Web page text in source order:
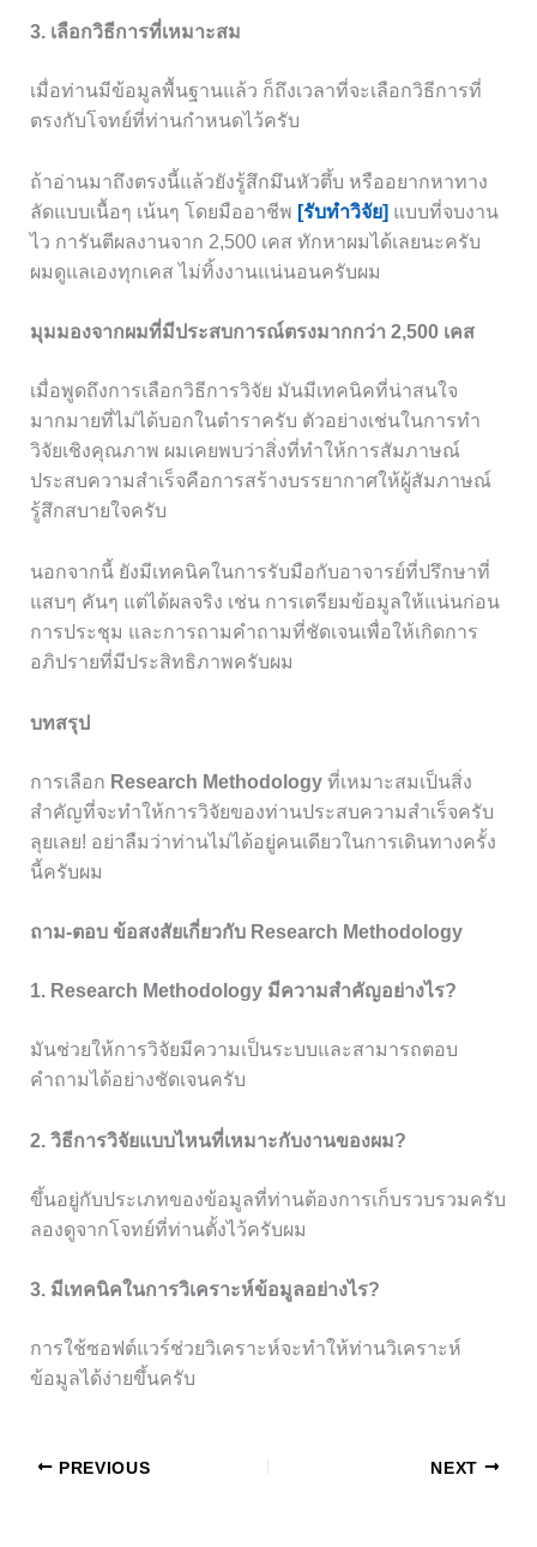
3. เลือกวิธีการที่เหมาะสม
เมื่อท่านมีข้อมูลพื้นฐานแล้ว ก็ถึงเวลาที่จะเลือกวิธีการที่
ตรงกับโจทย์ที่ท่านกำหนดไว้ครับ
ถ้าอ่านมาถึงตรงนี้แล้วยังรู้สึกมึนหัวตึ้บ หรืออยากหาทาง
ลัดแบบเนื้อๆ เน้นๆ โดยมืออาชีพ [รับทำวิจัย] แบบที่จบงาน
ไว การันตีผลงานจาก 2,500 เคส ทักหาผมได้เลยนะครับ
ผมดูแลเองทุกเคส ไม่ทิ้งงานแน่นอนครับผม
มุมมองจากผมที่มีประสบการณ์ตรงมากกว่า 2,500 เคส
เมื่อพูดถึงการเลือกวิธีการวิจัย มันมีเทคนิคที่น่าสนใจ
มากมายที่ไม่ได้บอกในตำราครับ ตัวอย่างเช่นในการทำ
วิจัยเชิงคุณภาพ ผมเคยพบว่าสิ่งที่ทำให้การสัมภาษณ์
ประสบความสำเร็จคือการสร้างบรรยากาศให้ผู้สัมภาษณ์
รู้สึกสบายใจครับ
นอกจากนี้ ยังมีเทคนิคในการรับมือกับอาจารย์ที่ปรึกษาที่
แสบๆ คันๆ แต่ได้ผลจริง เช่น การเตรียมข้อมูลให้แน่นก่อน
การประชุม และการถามคำถามที่ชัดเจนเพื่อให้เกิดการ
อภิปรายที่มีประสิทธิภาพครับผม
บทสรุป
การเลือก Research Methodologyที่เหมาะสมเป็นสิ่ง
สำคัญที่จะทำให้การวิจัยของท่านประสบความสำเร็จครับ
ลุยเลย! อย่าลืมว่าท่านไม่ได้อยู่คนเดียวในการเดินทางครั้ง
นี้ครับผม
ถาม-ตอบ ข้อสงสัยเกี่ยวกับ Research Methodology
1. Research Methodology มีความสำคัญอย่างไร?
มันช่วยให้การวิจัยมีความเป็นระบบและสามารถตอบ
คำถามได้อย่างชัดเจนครับ
2. วิธีการวิจัยแบบไหนที่เหมาะกับงานของผม?
ขึ้นอยู่กับประเภทของข้อมูลที่ท่านต้องการเก็บรวบรวมครับ
ลองดูจากโจทย์ที่ท่านตั้งไว้ครับผม
3. มีเทคนิคในการวิเคราะห์ข้อมูลอย่างไร?
การใช้ซอฟต์แวร์ช่วยวิเคราะห์จะทำให้ท่านวิเคราะห์
ข้อมูลได้ง่ายขึ้นครับ
PREVIOUS NEXT